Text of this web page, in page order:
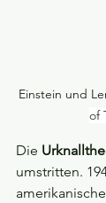
Einstein und
of
Die
umstritten.